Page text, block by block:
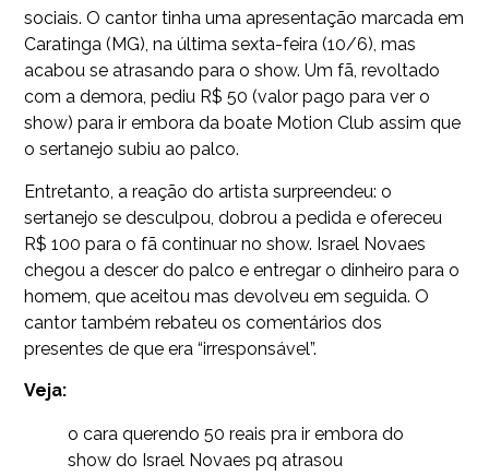
sociais. O cantor tinha uma apresentação marcada em
Caratinga (MG), na última sexta-feira (10/6), mas
acabou se atrasando para o show. Um fã, revoltado
com a demora, pediu R$ 50 (valor pago para ver o
show) para ir embora da boate Motion Club assim que
o sertanejo subiu ao palco.
Entretanto, a reação do artista surpreendeu: o
sertanejo se desculpou, dobrou a pedida e ofereceu
R$ 100 para o fã continuar no show. Israel Novaes
chegou a descer do palco e entregar o dinheiro para o
homem, que aceitou mas devolveu em seguida. O
cantor também rebateu os comentários dos
presentes de que era “irresponsável”.
Veja:
o cara querendo 50 reais pra ir embora do
show do Israel Novaes pq atrasou